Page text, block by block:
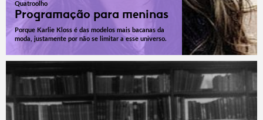
Quatroolho
Programação para meninas
Porque Karlie Kloss é das modelos mais bacanas da
moda, justamente por não se limitar a esse universo.